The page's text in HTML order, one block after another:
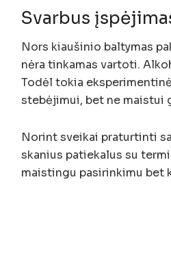
Svarbus
Nors kiaušinio baltymas
nėra tinkamas vartoti.
Todėl tokia
stebėjimui, bet ne maistui
Norint sveikai praturtinti
skanius patiekalus su
maistingu pasirinkimu bet